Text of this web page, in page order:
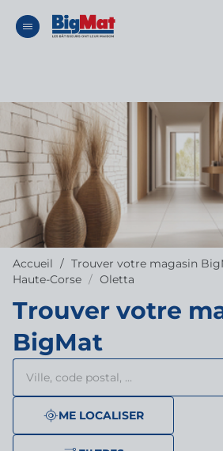
Accueil Trouver votre magasin
Haute-Corse
Oletta
Trouver votre
BigMat
Rechercher
Veuillez
renseigner
adresse
{{count}}
résultat(s)
ME LOCALISER